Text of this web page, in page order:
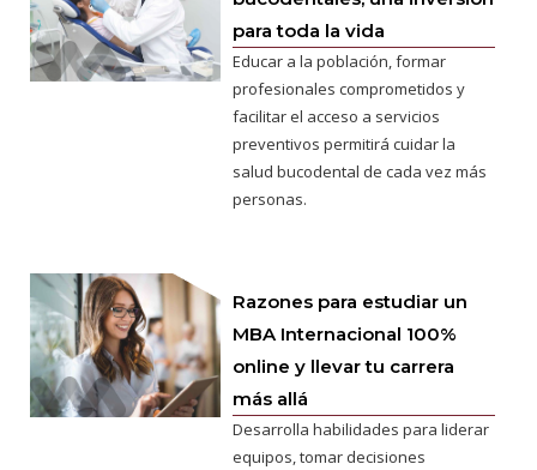
para toda la vida
Educar a la población, formar
profesionales comprometidos y
facilitar el acceso a servicios
preventivos permitirá cuidar la
salud bucodental de cada vez más
personas.
Razones para estudiar un
MBA Internacional 100%
online y llevar tu carrera
más allá
Desarrolla habilidades para liderar
equipos, tomar decisiones